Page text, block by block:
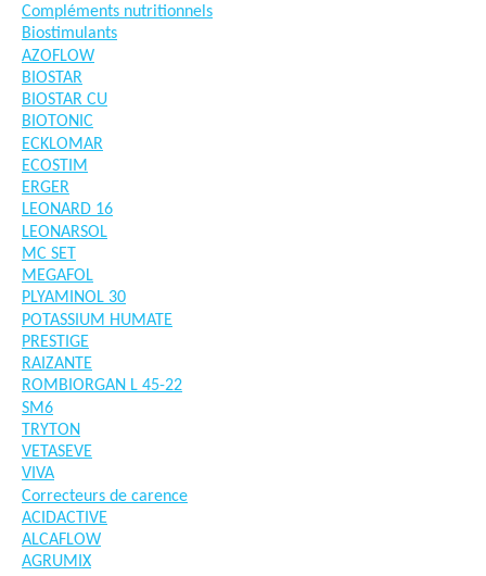
Compléments nutritionnels
Biostimulants
AZOFLOW
BIOSTAR
BIOSTAR CU
BIOTONIC
ECKLOMAR
ECOSTIM
ERGER
LEONARD 16
LEONARSOL
MC SET
MEGAFOL
PLYAMINOL 30
POTASSIUM HUMATE
PRESTIGE
RAIZANTE
ROMBIORGAN L 45-22
SM6
TRYTON
VETASEVE
VIVA
Correcteurs de carence
ACIDACTIVE
ALCAFLOW
AGRUMIX